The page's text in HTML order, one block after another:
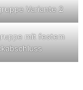
Variante 2
mit festem